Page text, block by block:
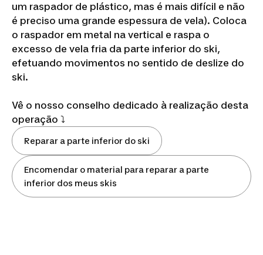
um raspador de plástico, mas é mais difícil e não
é preciso uma grande espessura de vela). Coloca
o raspador em metal na vertical e raspa o
excesso de vela fria da parte inferior do ski,
efetuando movimentos no sentido de deslize do
ski.
Vê o nosso conselho dedicado à realização desta
operação ⤵️
Reparar a parte inferior do ski
Encomendar o material para reparar a parte
inferior dos meus skis